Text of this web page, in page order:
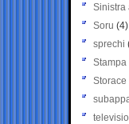
Sinistra
Soru (4)
sprechi
Stampa
Storace